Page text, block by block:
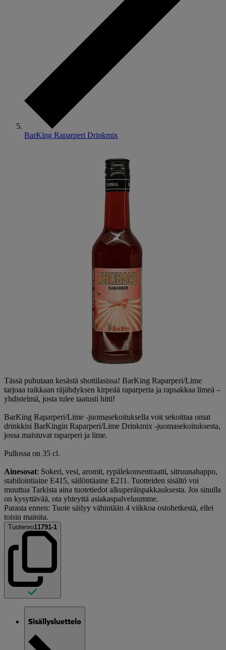
BarKing Raparperi Drinkmix
Tässä puhutaan kesästä shottilasissa! BarKing Raparperi/Lime
tarjoaa raikkaan räjähdyksen kirpeää raparperia ja rapsakkaa limeä –
yhdistelmä, josta tulee taatusti hitti!
BarKing Raparperi/Lime -juomasekoituksella voit sekoittaa omat
drinkkisi BarKingin Raparperi/Lime Drinkmix -juomasekoituksesta,
jossa maistuvat raparperi ja lime.
Pullossa on 35 cl.
Ainesosat: Sokeri, vesi, aromit, rypälekonsentraatti, sitruunahappo,
stabilointiaine E415, säilöntäaine E211. Tuotteiden sisältö voi
muuttua Tarkista aina tuotetiedot alkuperäispakkauksesta. Jos sinulla
on kysyttävää, ota yhteyttä asiakaspalveluumme.
Parasta ennen: Tuote säilyy vähintään 4 viikkoa ostohetkestä, ellei
toisin mainita.
Tuotenro11791-1
Sisällysluettelo